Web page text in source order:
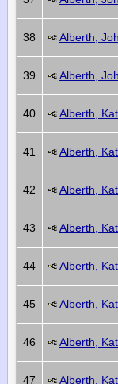
38 Alberth,
39 Alberth,
40 Alberth,
41 Alberth,
42 Alberth,
43 Alberth,
44 Alberth,
45 Alberth,
46 Alberth,
47 Alberth,